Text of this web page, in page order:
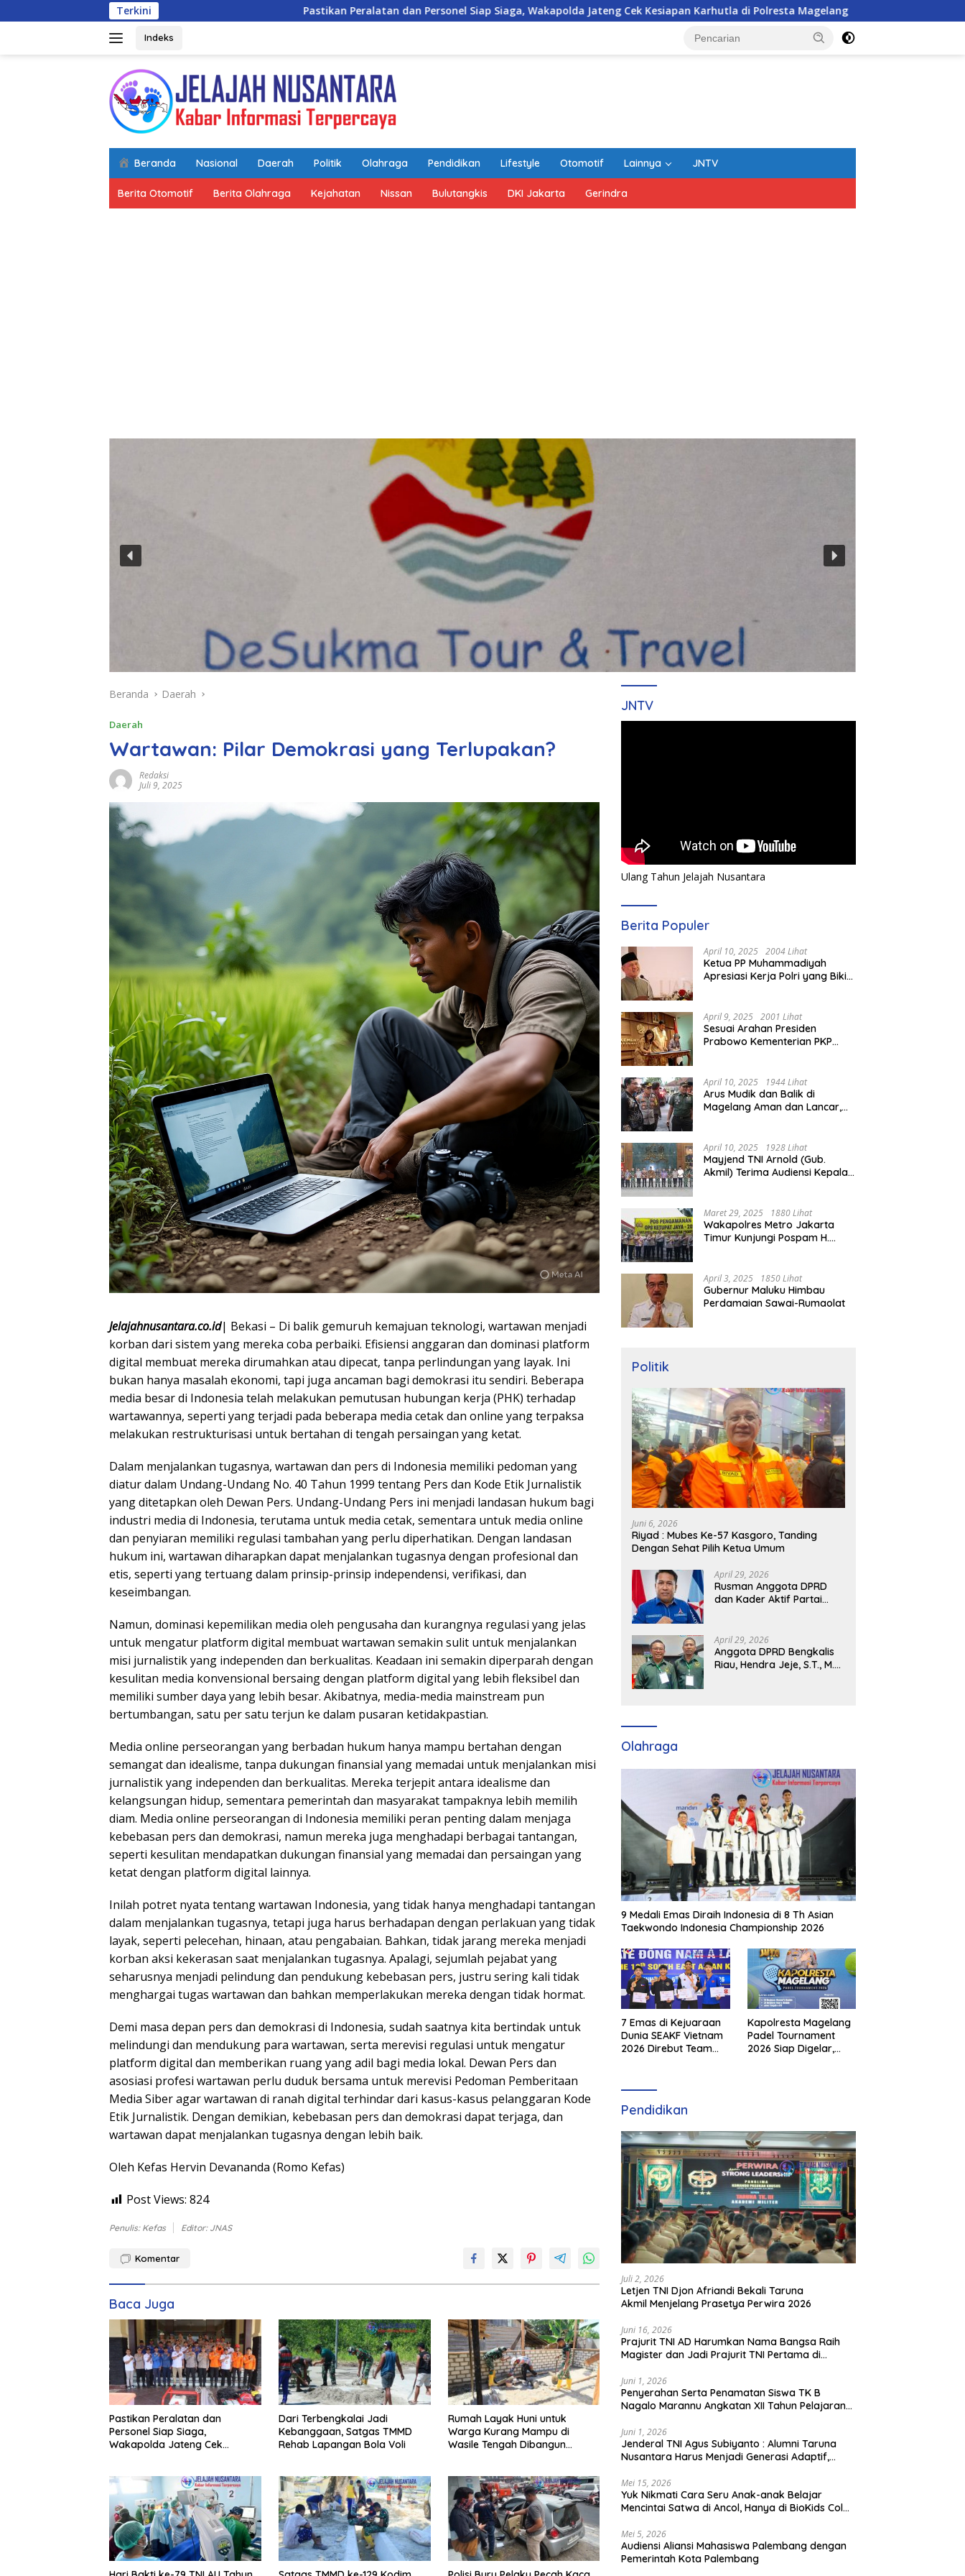
ke
Terkini Pastikan Peralatan dan Personel Siap Siaga, Wakapolda Jateng Cek Kesiapan Karhutla di Polresta Magelang Dari Terbengkalai Jadi Kebanggaan,
Indeks
Beranda Nasional Daerah Politik Olahraga Pendidikan Lifestyle Otomotif Lainnya JNTV
Berita Otomotif Berita Olahraga Kejahatan Nissan Bulutangkis DKI Jakarta Gerindra
Beranda Daerah
Daerah
Wartawan: Pilar Demokrasi yang Terlupakan?
Redaksi
Juli 9, 2025
Jelajahnusantara.co.id| Bekasi – Di balik gemuruh kemajuan teknologi, wartawan menjadi
korban dari sistem yang mereka coba perbaiki. Efisiensi anggaran dan dominasi platform
digital membuat mereka dirumahkan atau dipecat, tanpa perlindungan yang layak. Ini
bukan hanya masalah ekonomi, tapi juga ancaman bagi demokrasi itu sendiri. Beberapa
media besar di Indonesia telah melakukan pemutusan hubungan kerja (PHK) terhadap
wartawannya, seperti yang terjadi pada beberapa media cetak dan online yang terpaksa
melakukan restrukturisasi untuk bertahan di tengah persaingan yang ketat.
Dalam menjalankan tugasnya, wartawan dan pers di Indonesia memiliki pedoman yang
diatur dalam Undang-Undang No. 40 Tahun 1999 tentang Pers dan Kode Etik Jurnalistik
yang ditetapkan oleh Dewan Pers. Undang-Undang Pers ini menjadi landasan hukum bagi
industri media di Indonesia, terutama untuk media cetak, sementara untuk media online
dan penyiaran memiliki regulasi tambahan yang perlu diperhatikan. Dengan landasan
hukum ini, wartawan diharapkan dapat menjalankan tugasnya dengan profesional dan
etis, seperti yang tertuang dalam prinsip-prinsip independensi, verifikasi, dan
keseimbangan.
Namun, dominasi kepemilikan media oleh pengusaha dan kurangnya regulasi yang jelas
untuk mengatur platform digital membuat wartawan semakin sulit untuk menjalankan
misi jurnalistik yang independen dan berkualitas. Keadaan ini semakin diperparah dengan
kesulitan media konvensional bersaing dengan platform digital yang lebih fleksibel dan
memiliki sumber daya yang lebih besar. Akibatnya, media-media mainstream pun
bertumbangan, satu per satu terjun ke dalam pusaran ketidakpastian.
Media online perseorangan yang berbadan hukum hanya mampu bertahan dengan
semangat dan idealisme, tanpa dukungan finansial yang memadai untuk menjalankan misi
jurnalistik yang independen dan berkualitas. Mereka terjepit antara idealisme dan
kelangsungan hidup, sementara pemerintah dan masyarakat tampaknya lebih memilih
diam. Media online perseorangan di Indonesia memiliki peran penting dalam menjaga
kebebasan pers dan demokrasi, namun mereka juga menghadapi berbagai tantangan,
seperti kesulitan mendapatkan dukungan finansial yang memadai dan persaingan yang
ketat dengan platform digital lainnya.
Inilah potret nyata tentang wartawan Indonesia, yang tidak hanya menghadapi tantangan
dalam menjalankan tugasnya, tetapi juga harus berhadapan dengan perlakuan yang tidak
layak, seperti pelecehan, hinaan, atau pengabaian. Bahkan, tidak jarang mereka menjadi
korban aksi kekerasan saat menjalankan tugasnya. Apalagi, sejumlah pejabat yang
seharusnya menjadi pelindung dan pendukung kebebasan pers, justru sering kali tidak
menghargai tugas wartawan dan bahkan memperlakukan mereka dengan tidak hormat.
Demi masa depan pers dan demokrasi di Indonesia, sudah saatnya kita bertindak untuk
melindungi dan mendukung para wartawan, serta merevisi regulasi untuk mengatur
platform digital dan memberikan ruang yang adil bagi media lokal. Dewan Pers dan
asosiasi profesi wartawan perlu duduk bersama untuk merevisi Pedoman Pemberitaan
Media Siber agar wartawan di ranah digital terhindar dari kasus-kasus pelanggaran Kode
Etik Jurnalistik. Dengan demikian, kebebasan pers dan demokrasi dapat terjaga, dan
wartawan dapat menjalankan tugasnya dengan lebih baik.
Oleh Kefas Hervin Devananda (Romo Kefas)
Post Views: 824
Penulis: Kefas Editor: JNAS
Komentar
Baca Juga
Pastikan Peralatan dan
Personel Siap Siaga,
Wakapolda Jateng Cek
Dari Terbengkalai Jadi
Kebanggaan, Satgas TMMD
Rehab Lapangan Bola Voli
Rumah Layak Huni untuk
Warga Kurang Mampu di
Wasile Tengah Dibangun
JNTV
Ulang Tahun Jelajah Nusantara
Berita Populer
April 10, 2025 2004 Lihat
Ketua PP Muhammadiyah
Apresiasi Kerja Polri yang Bikin
April 9, 2025 2001 Lihat
Sesuai Arahan Presiden
Prabowo Kementerian PKP
April 10, 2025 1944 Lihat
Arus Mudik dan Balik di
Magelang Aman dan Lancar,
April 10, 2025 1928 Lihat
Mayjend TNI Arnold (Gub.
Akmil) Terima Audiensi Kepala
Maret 29, 2025 1880 Lihat
Wakapolres Metro Jakarta
Timur Kunjungi Pospam H.
April 3, 2025 1850 Lihat
Gubernur Maluku Himbau
Perdamaian Sawai-Rumaolat
Politik
Juni 6, 2026
Riyad : Mubes Ke-57 Kasgoro, Tanding
Dengan Sehat Pilih Ketua Umum
April 29, 2026
Rusman Anggota DPRD
dan Kader Aktif Partai
Cik Ujang Pimpin DPD
Partai Demokrat SumSel
April 29, 2026
Anggota DPRD Bengkalis
Riau, Hendra Jeje, S.T., M.M
Olahraga
9 Medali Emas Diraih Indonesia di 8 Th Asian
Taekwondo Indonesia Championship 2026
7 Emas di Kejuaraan
Dunia SEAKF Vietnam
2026 Direbut Team
Kapolresta Magelang
Padel Tournament
2026 Siap Digelar,
Pendidikan
Juli 2, 2026
Letjen TNI Djon Afriandi Bekali Taruna
Akmil Menjelang Prasetya Perwira 2026
Juni 16, 2026
Prajurit TNI AD Harumkan Nama Bangsa Raih
Magister dan Jadi Prajurit TNI Pertama di
Juni 1, 2026
Penyerahan Serta Penamatan Siswa TK B
Nagalo Marannu Angkatan XII Tahun Pelajaran
Juni 1, 2026
Jenderal TNI Agus Subiyanto : Alumni Taruna
Nusantara Harus Menjadi Generasi Adaptif,
Mei 15, 2026
Yuk Nikmati Cara Seru Anak-anak Belajar
Mencintai Satwa di Ancol, Hanya di BioKids Color
Mei 5, 2026
Audiensi Aliansi Mahasiswa Palembang dengan
Pemerintah Kota Palembang